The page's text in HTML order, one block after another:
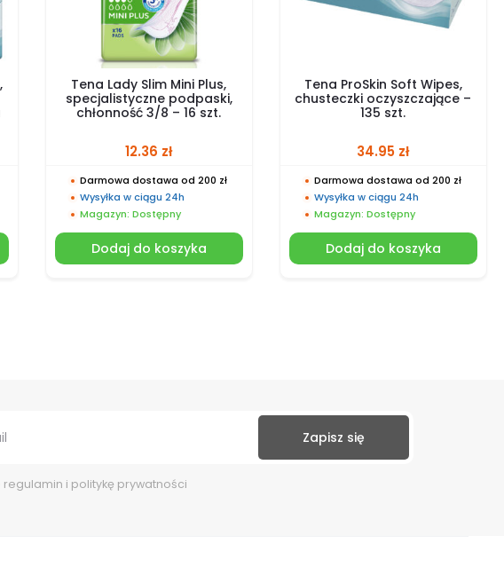
Tena Lady Slim Mini Plus,
specjalistyczne podpaski,
chłonność 3/8 – 16 szt.
12.36 zł
Darmowa dostawa od 200 zł
Wysyłka w ciągu 24h
Magazyn: Dostępny
Dodaj do koszyka
Tena ProSkin Soft Wipes,
chusteczki oczyszczające –
135 szt.
34.95 zł
Darmowa dostawa od 200 zł
Wysyłka w ciągu 24h
Magazyn: Dostępny
Dodaj do koszyka
regulamin i politykę prywatności